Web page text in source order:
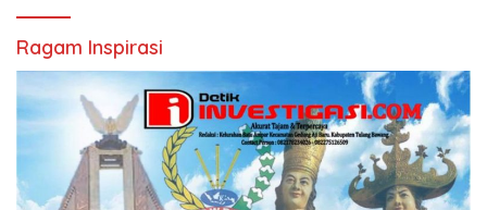
Ragam Inspirasi